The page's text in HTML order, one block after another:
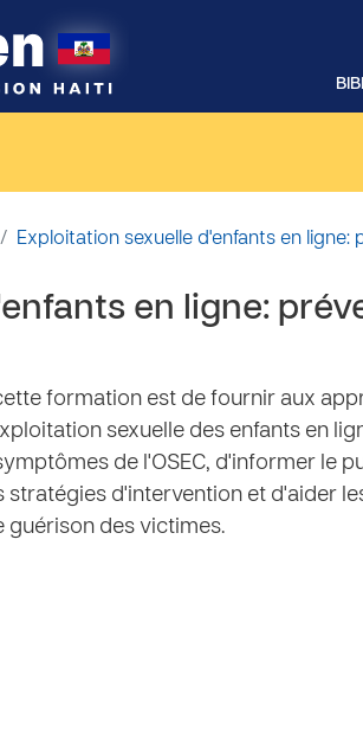
Exploitation sexuelle d'enfants en ligne:
en ligne:
formation est de fournir aux
sexuelle des enfants en
de l'OSEC, d'informer le
stratégies d'intervention et d'aider
guérison des victimes.